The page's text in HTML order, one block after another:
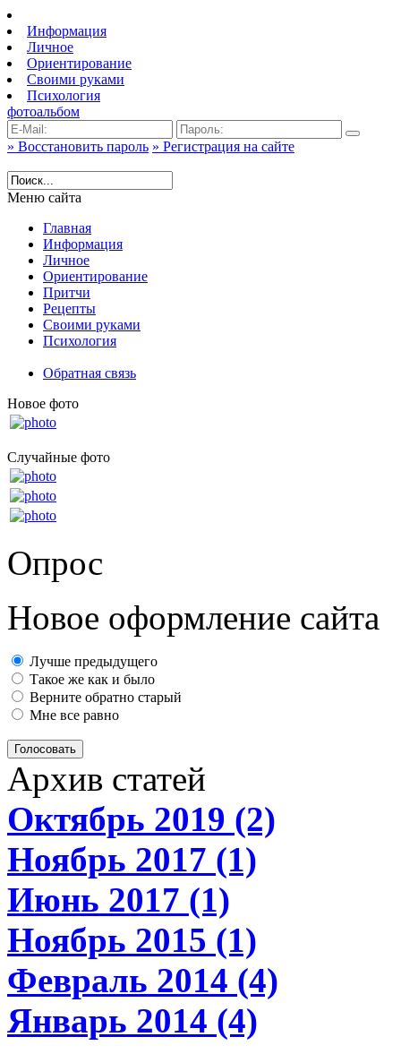
Информация
Личное
Ориентирование
Своими руками
Психология
фотоальбом
» Восстановить пароль » Регистрация на сайте
Меню сайта
Главная
Информация
Личное
Ориентирование
Притчи
Рецепты
Своими руками
Психология
Обратная связь
Новое фото
Случайные фото
Опрос
Новое оформление сайта
Лучше предыдущего
Такое же как и было
Верните обратно старый
Мне все равно
Голосовать
Архив статей
Октябрь 2019 (2)
Ноябрь 2017 (1)
Июнь 2017 (1)
Ноябрь 2015 (1)
Февраль 2014 (4)
Январь 2014 (4)